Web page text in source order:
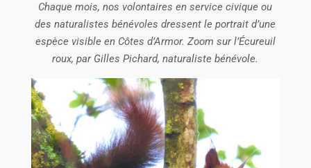
Chaque mois, nos volontaires en service civique ou
des naturalistes bénévoles dressent le portrait d’une
espèce visible en Côtes d’Armor. Zoom sur l’Écureuil
roux, par Gilles Pichard, naturaliste bénévole.